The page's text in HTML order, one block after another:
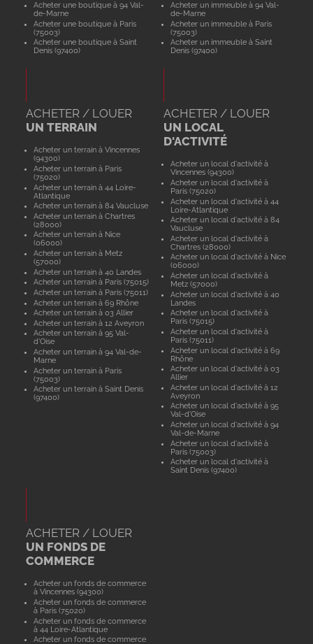
Acheter une boutique à 94 Val-
de-Marne
Acheter une boutique à Paris
(75003)
Acheter une boutique à Saint
Denis (97400)
Acheter un immeuble à 94 Val-
de-Marne
Acheter un immeuble à Paris
(75003)
Acheter un immeuble à Saint
Denis (97400)
ACHETER / LOUER
UN TERRAIN
Acheter un terrain à Vincennes
(94300)
Acheter un terrain à Paris
(75020)
Acheter un terrain à 44 Loire-
Atlantique
Acheter un terrain à 84 Vaucluse
Acheter un terrain à Chartres
(28000)
Acheter un terrain à Nice
(06000)
Acheter un terrain à Metz
(57000)
Acheter un terrain à 40 Landes
Acheter un terrain à Paris (75015)
Acheter un terrain à Paris (75011)
Acheter un terrain à 69 Rhône
Acheter un terrain à 03 Allier
Acheter un terrain à 12 Aveyron
Acheter un terrain à 95 Val-
d'Oise
Acheter un terrain à 94 Val-de-
Marne
Acheter un terrain à Paris
(75003)
Acheter un terrain à Saint Denis
(97400)
ACHETER / LOUER
UN LOCAL
D'ACTIVITÉ
Acheter un local d'activité à
Vincennes (94300)
Acheter un local d'activité à
Paris (75020)
Acheter un local d'activité à 44
Loire-Atlantique
Acheter un local d'activité à 84
Vaucluse
Acheter un local d'activité à
Chartres (28000)
Acheter un local d'activité à Nice
(06000)
Acheter un local d'activité à
Metz (57000)
Acheter un local d'activité à 40
Landes
Acheter un local d'activité à
Paris (75015)
Acheter un local d'activité à
Paris (75011)
Acheter un local d'activité à 69
Rhône
Acheter un local d'activité à 03
Allier
Acheter un local d'activité à 12
Aveyron
Acheter un local d'activité à 95
Val-d'Oise
Acheter un local d'activité à 94
Val-de-Marne
Acheter un local d'activité à
Paris (75003)
Acheter un local d'activité à
Saint Denis (97400)
ACHETER / LOUER
UN FONDS DE
COMMERCE
Acheter un fonds de commerce
à Vincennes (94300)
Acheter un fonds de commerce
à Paris (75020)
Acheter un fonds de commerce
à 44 Loire-Atlantique
Acheter un fonds de commerce